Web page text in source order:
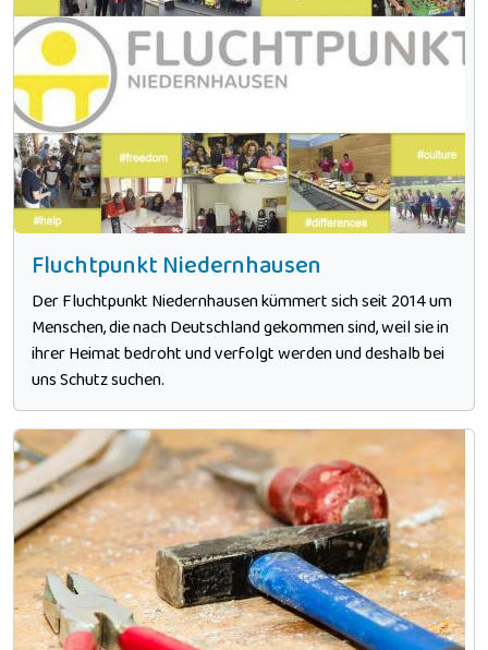
Fluchtpunkt Niedernhausen
Der Fluchtpunkt Niedernhausen kümmert sich seit 2014 um
Menschen, die nach Deutschland gekommen sind, weil sie in
ihrer Heimat bedroht und verfolgt werden und deshalb bei
uns Schutz suchen.